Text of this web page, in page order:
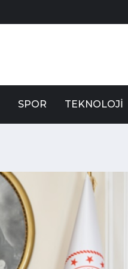
SPOR TEKNOLOJI